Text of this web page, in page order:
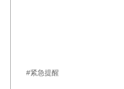
#紧急提醒